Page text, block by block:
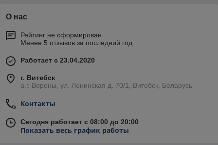
О нас
Рейтинг не сформирован
Менее 5 отзывов за последний год
Работает с 23.04.2020
г. Витебск
а.г. Вороны, ул. Ленинская д. 70/1, Витебск, Беларусь
Контакты
Сегодня работает с 08:00 до 20:00
Показать весь график работы